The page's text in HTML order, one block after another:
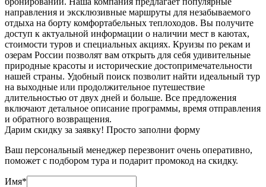
направления и эксклюзивные маршруты для незабываемого
отдыха на борту комфортабельных теплоходов. Вы получите
доступ к актуальной информации о наличии мест в каютах,
стоимости туров и специальных акциях. Круизы по рекам и
озерам России позволят вам открыть для себя удивительные
природные красоты и исторические достопримечательности
нашей страны. Удобный поиск позволит найти идеальный тур
на выходные или продолжительное путешествие
длительностью от двух дней и больше. Все предложения
включают детальное описание программы, время отправления
и обратного возвращения.
Дарим скидку за заявку! Просто заполни форму
Ваш персональный менеджер перезвонит очень оперативно,
поможет с подбором тура и подарит промокод на скидку.
Имя*